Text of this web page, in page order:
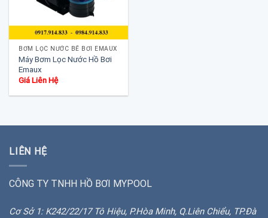
BƠM LỌC NƯỚC BỂ BƠI EMAUX
Máy Bơm Lọc Nước Hồ Bơi
Emaux
Giá Liên Hệ
LIÊN HỆ
CÔNG TY TNHH HỒ BƠI MYPOOL
Cơ Sở 1: K242/22/17 Tô Hiệu, P.Hòa Minh, Q.Liên Chiểu, TP.Đà